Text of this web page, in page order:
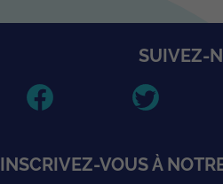
SUIVEZ-
INSCRIVEZ-VOUS À